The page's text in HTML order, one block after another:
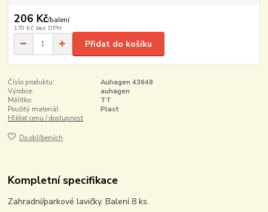
206 Kč/balení
170 Kč bez DPH
Přidat do košíku
Číslo produktu:
Auhagen 43648
Výrobce:
auhagen
Měřítko:
TT
Použitý materiál:
Plast
Hlídat cenu / dostupnost
Do oblíbených
Kompletní specifikace
Zahradní/parkové lavičky. Balení 8 ks.